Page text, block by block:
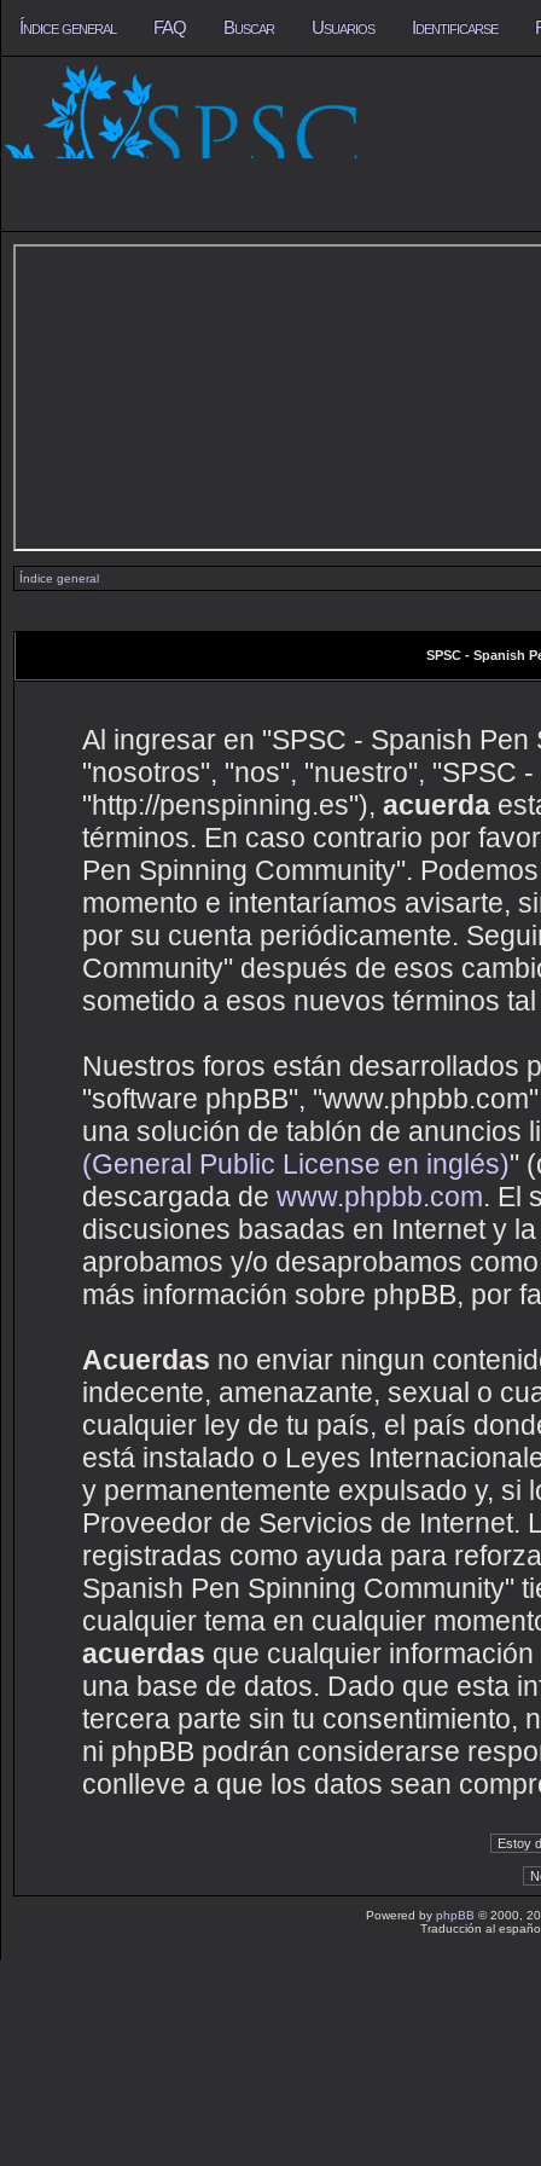
Índice general FAQ Buscar Usuarios Identificarse
Índice general
SPSC - Spanish
Al ingresar en "SPSC - Spanish
"nosotros", "nos", "nuestro", "SPSC
"http://penspinning.es"), acuerda
términos. En caso contrario por
Pen Spinning Community".
momento e intentaríamos avisarte,
por su cuenta periódicamente.
Community" después de esos
sometido a esos nuevos términos
Nuestros foros están desarrollados
"software phpBB",
una solución de tablón de anuncios
(General Public License en inglés)"
descargada de www.phpbb.com. El
discusiones basadas en Internet y
aprobamos y/o desaprobamos
más información sobre phpBB, por
Acuerdas no enviar ningun
indecente, amenazante, sexual o
cualquier ley de tu país, el país
está instalado o Leyes
y permanentemente expulsado y, si
Proveedor de Servicios de Internet.
registradas como ayuda para
Spanish Pen Spinning Community"
cualquier tema en cualquier
acuerdas que cualquier
una base de datos. Dado que esta
tercera parte sin tu consentimiento,
ni phpBB podrán considerarse
conlleve a que los datos sean
Powered by phpBB © 2000,
Traducción al